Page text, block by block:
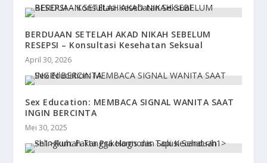
BERDUAAN SETELAH AKAD NIKAH SEBELUM
RESEPSI – Konsultasi Kesehatan Seksual
April 30, 2026
Sex Education: MEMBACA SIGNAL WANITA SAAT
INGIN BERCINTA
Mei 30, 2025